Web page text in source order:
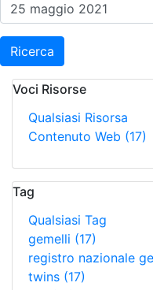
Ricerca
Voci Risorse
Qualsiasi Risorsa
Contenuto Web (17)
Tag
Qualsiasi Tag
gemelli (17)
registro nazionale
twins (17)